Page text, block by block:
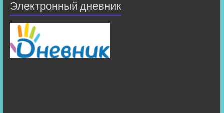
Электронный дневник